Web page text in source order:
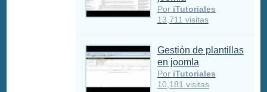
Por iTutoriales
13,711 visitas
Gestión de plantillas
en joomla
Por iTutoriales
10,181 visitas